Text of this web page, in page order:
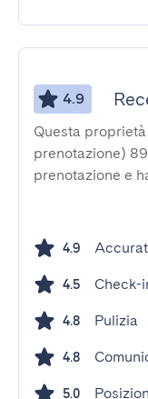
4.9
Questa
prenotazione)
prenotazione e
4.9
4.5 Check-
4.8 Pulizia
4.8
5.0